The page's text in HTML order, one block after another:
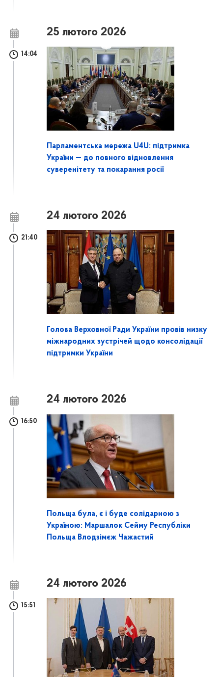
25 лютого 2026
14:04
Парламентська мережа U4U: підтримка
України — до повного відновлення
суверенітету та покарання росії
24 лютого 2026
21:40
Голова Верховної Ради України провів низку
міжнародних зустрічей щодо консолідації
підтримки України
24 лютого 2026
16:50
Польща була, є і буде солідарною з
Україною: Маршалок Сейму Республіки
Польща Влодзімєж Чажастий
24 лютого 2026
15:51